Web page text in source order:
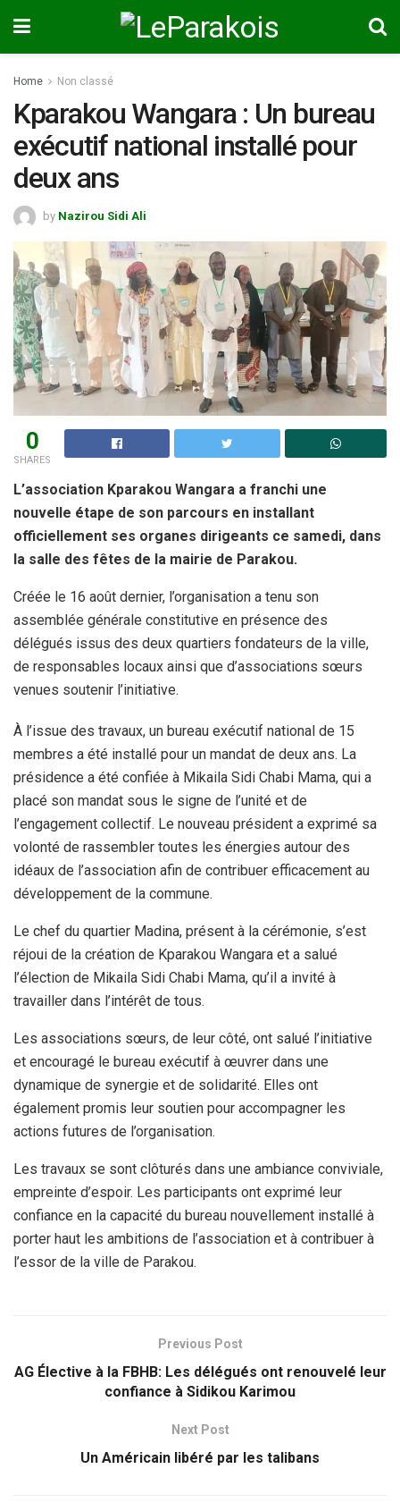
Home Non classé
Kparakou Wangara : Un bureau
exécutif national installé pour
deux ans
by Nazirou Sidi Ali
0
SHARES
L’association Kparakou Wangara a franchi une
nouvelle étape de son parcours en installant
officiellement ses organes dirigeants ce samedi, dans
la salle des fêtes de la mairie de Parakou.
Créée le 16 août dernier, l’organisation a tenu son
assemblée générale constitutive en présence des
délégués issus des deux quartiers fondateurs de la ville,
de responsables locaux ainsi que d’associations sœurs
venues soutenir l’initiative.
À l’issue des travaux, un bureau exécutif national de 15
membres a été installé pour un mandat de deux ans. La
présidence a été confiée à Mikaila Sidi Chabi Mama, qui a
placé son mandat sous le signe de l’unité et de
l’engagement collectif. Le nouveau président a exprimé sa
volonté de rassembler toutes les énergies autour des
idéaux de l’association afin de contribuer efficacement au
développement de la commune.
Le chef du quartier Madina, présent à la cérémonie, s’est
réjoui de la création de Kparakou Wangara et a salué
l’élection de Mikaila Sidi Chabi Mama, qu’il a invité à
travailler dans l’intérêt de tous.
Les associations sœurs, de leur côté, ont salué l’initiative
et encouragé le bureau exécutif à œuvrer dans une
dynamique de synergie et de solidarité. Elles ont
également promis leur soutien pour accompagner les
actions futures de l’organisation.
Les travaux se sont clôturés dans une ambiance conviviale,
empreinte d’espoir. Les participants ont exprimé leur
confiance en la capacité du bureau nouvellement installé à
porter haut les ambitions de l’association et à contribuer à
l’essor de la ville de Parakou.
Previous Post
AG Élective à la FBHB: Les délégués ont renouvelé leur
confiance à Sidikou Karimou
Next Post
Un Américain libéré par les talibans